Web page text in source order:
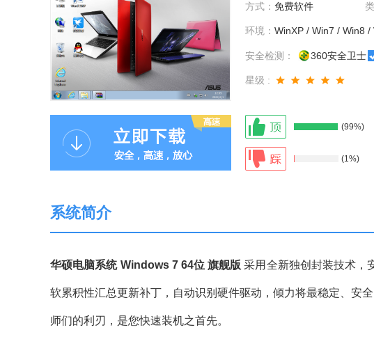
方式： 免费软件
环境： WinXP / Win7 / Win8 /
安全检测： 360安全卫士
星级 :
(99%)
(1%)
系统简介
华硕电脑系统 Windows 7 64位 旗舰版 采用全新独创封装技术，
软累积性汇总更新补丁，自动识别硬件驱动，倾力将最稳定、安
师们的利刃，是您快速装机之首先。